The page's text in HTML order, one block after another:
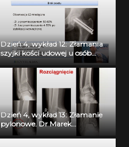
Dzień 4, wykład 12: Złamania
szyjki kości udowej u osób
poniżej 40 r.ż. Dr Marek
Kolaśniewski
Dzień 4, wykład 13: Złamanie
pylonowe. Dr Marek
Kolaśniewski